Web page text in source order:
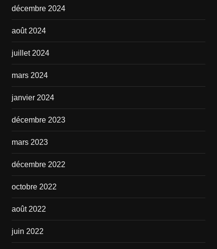
décembre 2024
août 2024
juillet 2024
mars 2024
janvier 2024
décembre 2023
mars 2023
décembre 2022
octobre 2022
août 2022
juin 2022